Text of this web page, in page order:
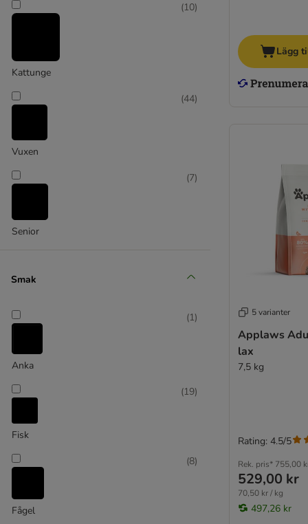
IAMS
Josera
Kattovit specialdiet
Lucky Lou
MAC´s
Markus-Mühle Beutenah
mera Cats
Nature's Variety
Nutrivet Inne
Perfect Fit
Pitti
PURINA ONE
PURINA PRO PLAN
Royal Canin
Kattunge
(10)
Vuxen
(44)
Senior
(7)
Smak
Anka
(1)
Fisk
(19)
Fågel
(8)
Lägg
5 varianter
Applaws
lax
7,5 kg
Rek. pris* 755,00
529,00 kr
70,50 kr / kg
497,26 kr
Rating: 4.5/5